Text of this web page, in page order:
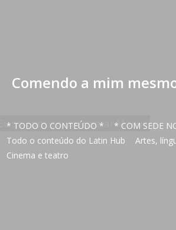
Comendo a mim
* TODO O CONTEÚDO *
* COM SEDE
Todo o conteúdo do Latin Hub
Artes,
Cinema e teatro